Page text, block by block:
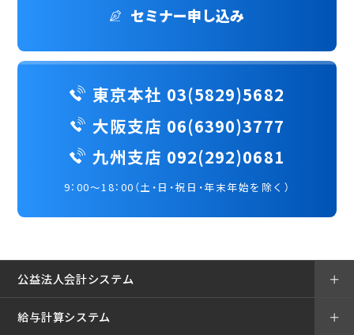
セミナー申し込み
東京本社 03(5829)5682
大阪支店 06(6390)3777
九州支店 092(292)0681
9：00～18：00（土・日・祝日・年末年始を除く）
公益法人会計システム ＋
給与計算システム ＋